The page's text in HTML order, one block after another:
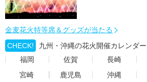
金麦花火特等席＆グッズが当たる
CHECK!
九州・沖縄の花火開催カレンダー
福岡
佐賀 長崎
宮崎
鹿児島 沖縄